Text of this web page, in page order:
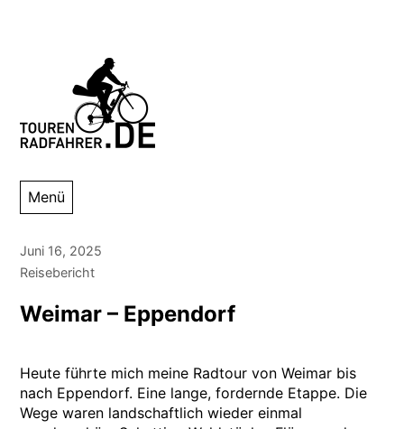
Tourenradfahrer
Danny Alexander Lettkemann
Menü
Juni 16, 2025
Reisebericht
Weimar – Eppendorf
Heute führte mich meine Radtour von Weimar bis
nach Eppendorf. Eine lange, fordernde Etappe. Die
Wege waren landschaftlich wieder einmal